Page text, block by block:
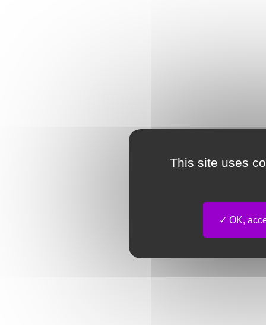
This site uses
OK,